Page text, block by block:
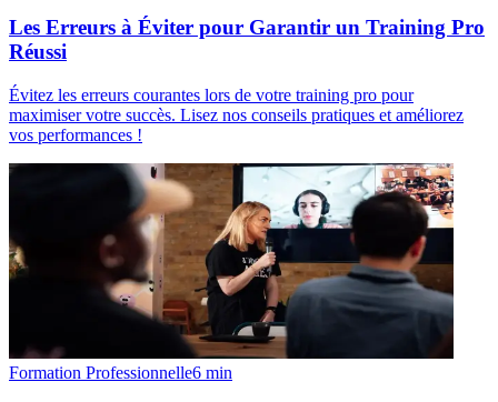
Les Erreurs à Éviter pour Garantir un Training Pro
Réussi
Évitez les erreurs courantes lors de votre training pro pour
maximiser votre succès. Lisez nos conseils pratiques et améliorez
vos performances !
Formation Professionnelle6 min